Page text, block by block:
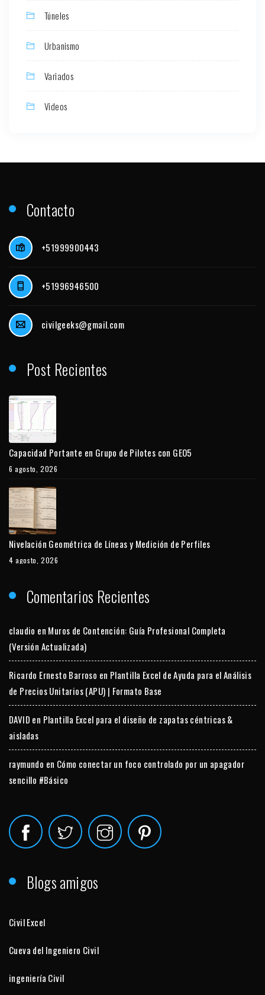
Túneles
Urbanismo
Variados
Videos
Contacto
+51999900443
+51996946500
civilgeeks@gmail.com
Post Recientes
Capacidad Portante en Grupo de Pilotes con GEO5
6 agosto, 2026
Nivelación Geométrica de Líneas y Medición de Perfiles
4 agosto, 2026
Comentarios Recientes
claudio en Muros de Contención: Guía Profesional Completa
(Versión Actualizada)
Ricardo Ernesto Barroso en Plantilla Excel de Ayuda para el Análisis
de Precios Unitarios (APU) | Formato Base
DAVID en Plantilla Excel para el diseño de zapatas céntricas &
aisladas
raymundo en Cómo conectar un foco controlado por un apagador
sencillo #Básico
Blogs amigos
Civil Excel
Cueva del Ingeniero Civil
ingeniería Civil